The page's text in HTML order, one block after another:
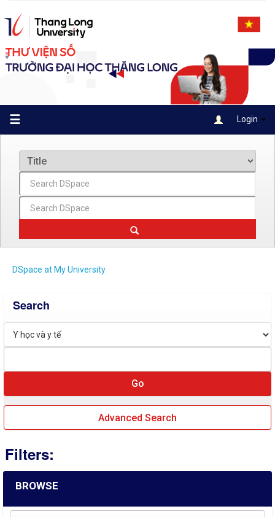
navigation
☰ Login
DSpace at My University
Search
Advanced Search
Filters:
BROWSE